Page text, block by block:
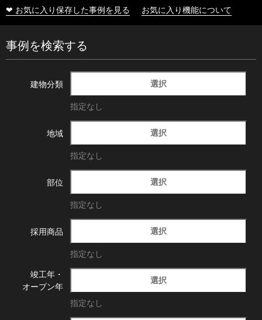
❤ お気に入り保存した事例を見る お気に入り機能について
事例を検索する
建物分類 選択
指定なし
地域 選択
指定なし
部位 選択
指定なし
採用商品 選択
指定なし
竣工年・
オープン年
選択
指定なし